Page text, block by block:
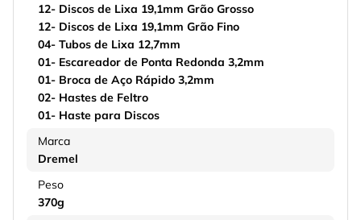
12- Discos de Lixa 19,1mm Grão Grosso
12- Discos de Lixa 19,1mm Grão Fino
04- Tubos de Lixa 12,7mm
01- Escareador de Ponta Redonda 3,2mm
01- Broca de Aço Rápido 3,2mm
02- Hastes de Feltro
01- Haste para Discos
Marca
Dremel
Peso
370g